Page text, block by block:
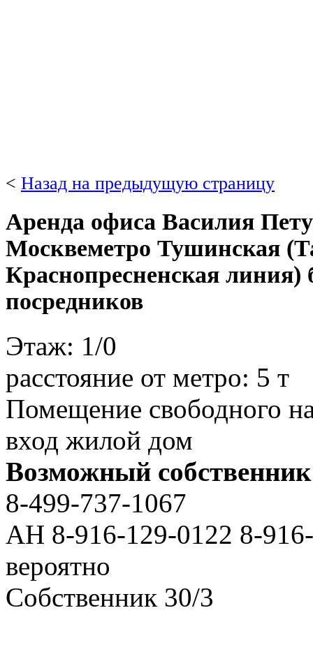
< Назад на предыдущую страницу
Аренда офиса Василия
Москвеметро Тушинская
Краснопресненская линия)
посредников
Этаж: 1/0
расстояние от метро: 5 т
Помещение свободного
вход жилой дом
Возможный
8-499-737-1067
АН 8-916-129-0122 8-
вероятно
Собственник 30/3